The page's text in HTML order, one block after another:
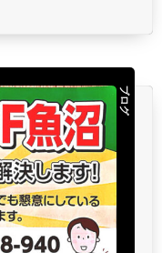
ブログ